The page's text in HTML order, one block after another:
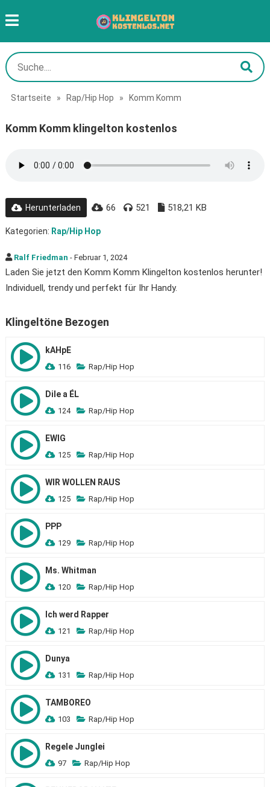
Startseite » Rap/Hip Hop » Komm Komm
Komm Komm klingelton kostenlos
Herunterladen 66 521 518,21 KB
Kategorien: Rap/Hip Hop
Ralf Friedman - Februar 1, 2024
Laden Sie jetzt den Komm Komm Klingelton kostenlos herunter!
Individuell, trendy und perfekt für Ihr Handy.
Klingeltöne Bezogen
kAHpE
116 Rap/Hip Hop
Dile a ÉL
124 Rap/Hip Hop
EWIG
125 Rap/Hip Hop
WIR WOLLEN RAUS
125 Rap/Hip Hop
PPP
129 Rap/Hip Hop
Ms. Whitman
120 Rap/Hip Hop
Ich werd Rapper
121 Rap/Hip Hop
Dunya
131 Rap/Hip Hop
TAMBOREO
103 Rap/Hip Hop
Regele Junglei
97 Rap/Hip Hop